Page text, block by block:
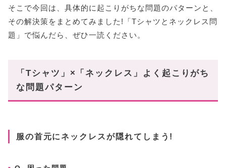
そこで今回は、具体的に起こりがちな問題のパターンと、
その解決策をまとめてみました!「Tシャツとネックレス問
題」で悩んだら、ぜひ一読ください。
「Tシャツ」×「ネックレス」よく起こりがち
な問題パターン
服の首元にネックレスが隠れてしまう!